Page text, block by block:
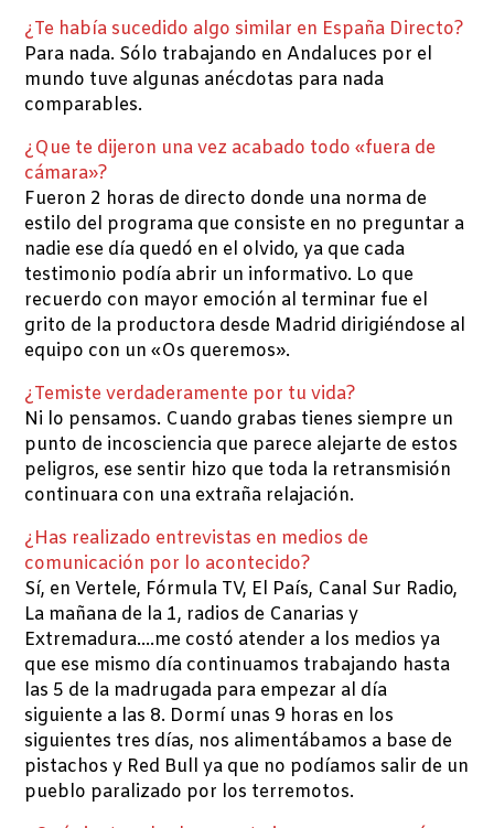
¿Te había sucedido algo similar en España Directo?
Para nada. Sólo trabajando en Andaluces por el
mundo tuve algunas anécdotas para nada
comparables.
¿Que te dijeron una vez acabado todo «fuera de
cámara»?
Fueron 2 horas de directo donde una norma de
estilo del programa que consiste en no preguntar a
nadie ese día quedó en el olvido, ya que cada
testimonio podía abrir un informativo. Lo que
recuerdo con mayor emoción al terminar fue el
grito de la productora desde Madrid dirigiéndose al
equipo con un «Os queremos».
¿Temiste verdaderamente por tu vida?
Ni lo pensamos. Cuando grabas tienes siempre un
punto de incosciencia que parece alejarte de estos
peligros, ese sentir hizo que toda la retransmisión
continuara con una extraña relajación.
¿Has realizado entrevistas en medios de
comunicación por lo acontecido?
Sí, en Vertele, Fórmula TV, El País, Canal Sur Radio,
La mañana de la 1, radios de Canarias y
Extremadura….me costó atender a los medios ya
que ese mismo día continuamos trabajando hasta
las 5 de la madrugada para empezar al día
siguiente a las 8. Dormí unas 9 horas en los
siguientes tres días, nos alimentábamos a base de
pistachos y Red Bull ya que no podíamos salir de un
pueblo paralizado por los terremotos.